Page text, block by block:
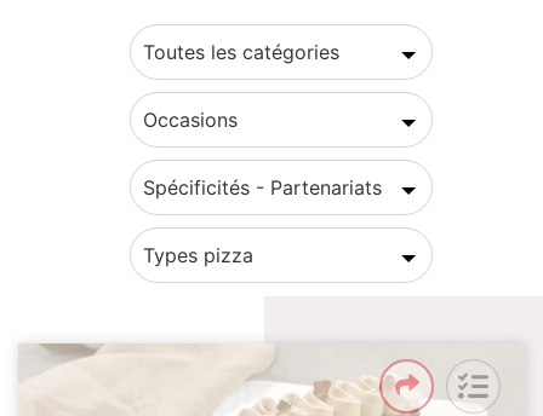
Toutes les catégories
Occasions
Spécificités - Partenariats
Types pizza